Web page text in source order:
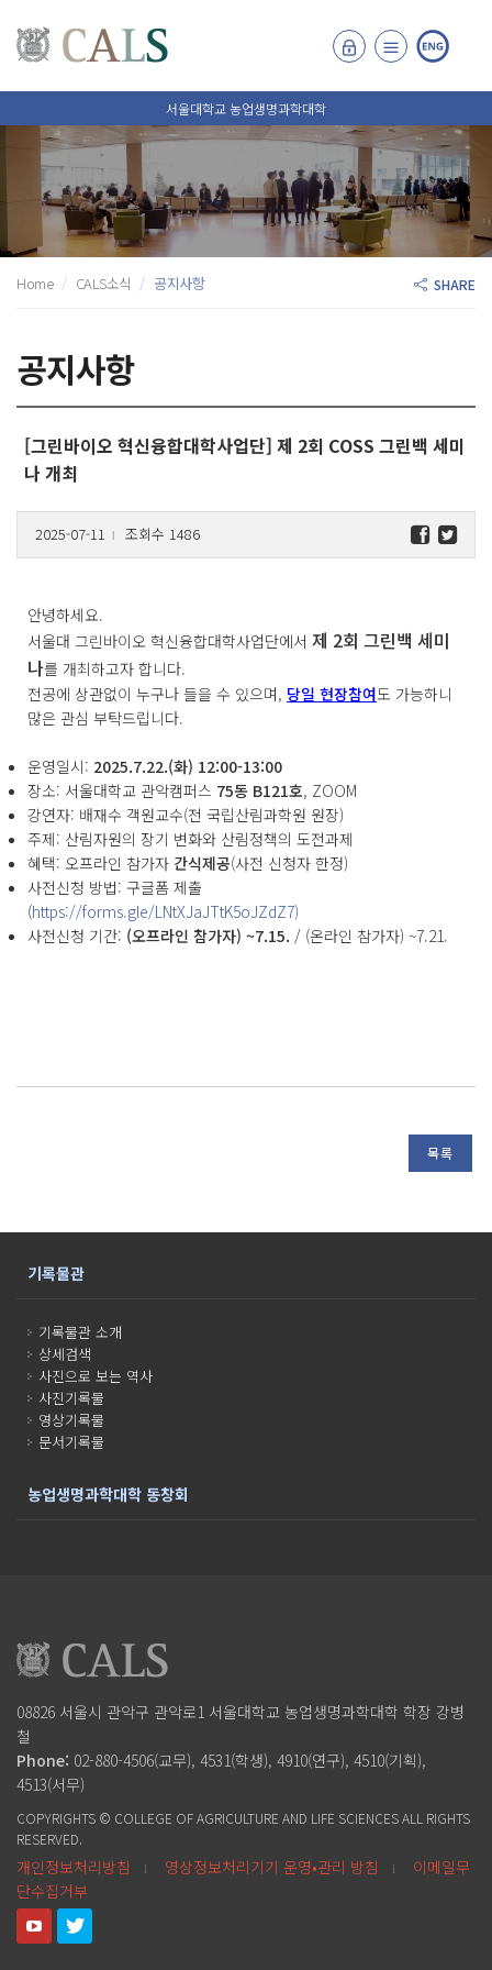
서울대학교 농업생명과학대학
Home CALS소식 공지사항 SHARE
공지사항
[그린바이오 혁신융합대학사업단] 제 2회 COSS 그린백 세미
나 개최
2025-07-11 l 조회수 1486
안녕하세요.
서울대 그린바이오 혁신융합대학사업단에서 제 2회 그린백 세미
나를 개최하고자 합니다.
전공에 상관없이 누구나 들을 수 있으며, 당일 현장참여도 가능하니
많은 관심 부탁드립니다.
운영일시: 2025.7.22.(화) 12:00-13:00
장소: 서울대학교 관악캠퍼스 75동 B121호, ZOOM
강연자: 배재수 객원교수(전 국립산림과학원 원장)
주제: 산림자원의 장기 변화와 산림정책의 도전과제
혜택: 오프라인 참가자 간식제공(사전 신청자 한정)
사전신청 방법: 구글폼 제출
(https://forms.gle/LNtXJaJTtK5oJZdZ7)
사전신청 기간: (오프라인 참가자) ~7.15. / (온라인 참가자) ~7.21.
목록
기록물관
기록물관 소개
상세검색
사진으로 보는 역사
사진기록물
영상기록물
문서기록물
농업생명과학대학 동창회
08826 서울시 관악구 관악로1 서울대학교 농업생명과학대학 학장 강병
철
Phone: 02-880-4506(교무), 4531(학생), 4910(연구), 4510(기획),
4513(서무)
COPYRIGHTS © COLLEGE OF AGRICULTURE AND LIFE SCIENCES ALL RIGHTS
RESERVED.
개인정보처리방침 l 영상정보처리기기 운영•관리 방침 l
이메일무
단수집거부